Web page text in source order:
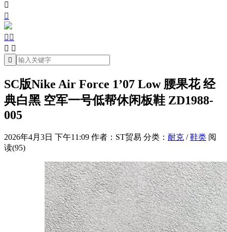


 
 

SC版Nike Air Force 1’07 Low 腰果花 经
典白黑 空军一号低帮休闲板鞋 ZD1988-
005
2026年4月3日 下午11:09 作者：ST贸易 分类： 耐克 /鞋类 阅
读(95)